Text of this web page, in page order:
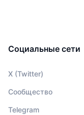
Социальные сети
X (Twitter)
Сообщество
Telegram